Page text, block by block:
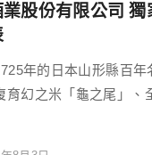
股份有限公司 獨
年的日本山形縣百年
育幻之米「龜之尾」、